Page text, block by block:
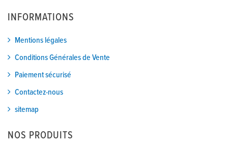
INFORMATIONS
Mentions légales
Conditions Générales de Vente
Paiement sécurisé
Contactez-nous
sitemap
NOS PRODUITS